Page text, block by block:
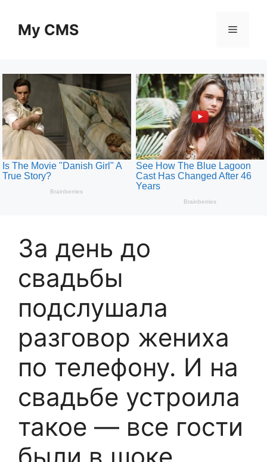
contentMy CMS Menu
За день до
свадьбы
подслушала
разговор жениха
по телефону. И на
свадьбе устроила
такое — все гости